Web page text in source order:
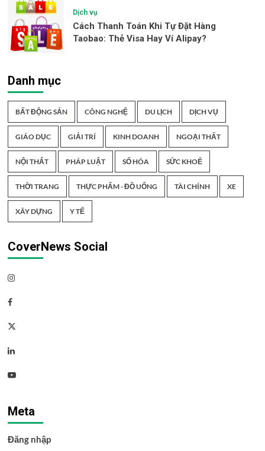
Dịch vụ
Cách Thanh Toán Khi Tự Đặt Hàng
Taobao: Thẻ Visa Hay Ví Alipay?
Danh mục
BẤT ĐỘNG SẢN CÔNG NGHỆ DU LỊCH DỊCH VỤ
GIÁO DỤC GIẢI TRÍ KINH DOANH NGOẠI THẤT
NỘI THẤT PHÁP LUẬT SỐ HÓA SỨC KHOẺ
THỜI TRANG THỰC PHẨM - ĐỒ UỐNG TÀI CHÍNH XE
XÂY DỰNG Y TẾ
CoverNews Social
Instagram
Facebook
Twitter
Linkedin
Youtube
Meta
Đăng nhập